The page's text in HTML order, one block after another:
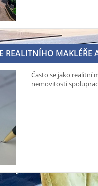
REALITNÍHO MAKLÉŘE
Často se jako realitní
nemovitosti